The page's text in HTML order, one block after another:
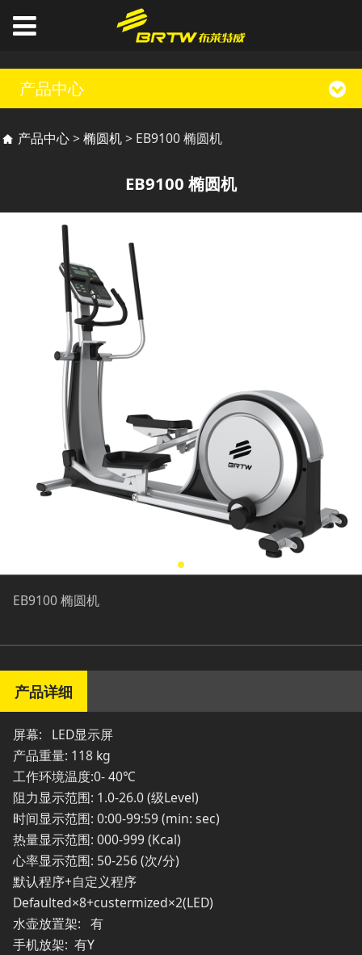
产品中心
EB9100 椭圆机
产品中心>椭圆机> EB9100 椭圆机
EB9100 椭圆机
EB9100 椭圆机
产品详细
屏幕: LED显示屏
产品重量: 118 kg
工作环境温度:0- 40℃
阻力显示范围: 1.0-26.0 (级Level)
时间显示范围: 0:00-99:59 (min: sec)
热量显示范围: 000-999 (Kcal)
心率显示范围: 50-256 (次/分)
默认程序+自定义程序
Defaulted×8+custermized×2(LED)
水壶放置架: 有
手机放架: 有Y